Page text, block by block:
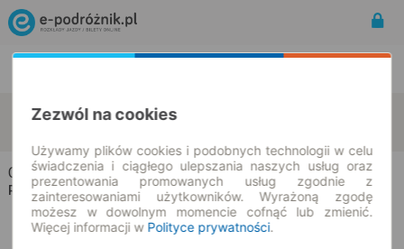
Chodzież Poznań
Chodzież → Poznań
Rozkład jazdy i bilety
Zezwól na cookies
Używamy plików cookies i podobnych technologii w celu
świadczenia i ciągłego ulepszania naszych usług oraz
prezentowania promowanych usług zgodnie z
zainteresowaniami użytkowników. Wyrażoną zgodę
możesz w dowolnym momencie cofnąć lub zmienić.
Więcej informacji w Polityce prywatności.